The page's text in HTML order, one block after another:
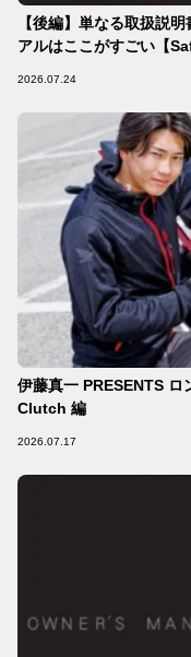
【後編】単なる取扱説
アルはここがすごい【
2026.07.24
伊藤真一 PRESENTS
Clutch 編
2026.07.17